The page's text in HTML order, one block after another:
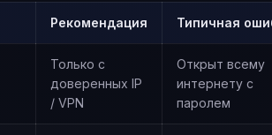
Рекомендация Типичная
Только с
доверенных IP
/ VPN
Открыт всему
интернету с
паролем